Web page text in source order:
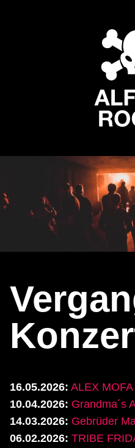
16.05.2026: ALEX
10.04.2026: Grandma´s
14.03.2026: Gebrüder
06.02.2026: TRIBE